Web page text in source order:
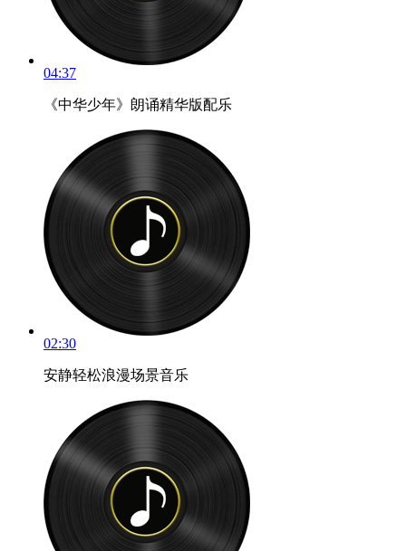
04:37
《中华少年》朗诵精华版配乐
02:30
安静轻松浪漫场景音乐